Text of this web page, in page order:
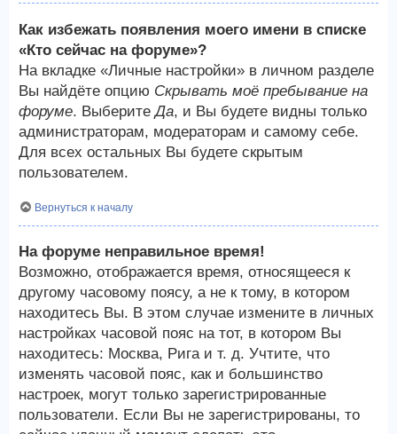
Как избежать появления моего имени в списке
«Кто сейчас на форуме»?
На вкладке «Личные настройки» в личном разделе
Вы найдёте опцию Скрывать моё пребывание на
форуме. ВыберитеДа, и Вы будете видны только
администраторам, модераторам и самому себе.
Для всех остальных Вы будете скрытым
пользователем.
Вернуться к началу
На форуме неправильное время!
Возможно, отображается время, относящееся к
другому часовому поясу, а не к тому, в котором
находитесь Вы. В этом случае измените в личных
настройках часовой пояс на тот, в котором Вы
находитесь: Москва, Рига и т. д. Учтите, что
изменять часовой пояс, как и большинство
настроек, могут только зарегистрированные
пользователи. Если Вы не зарегистрированы, то